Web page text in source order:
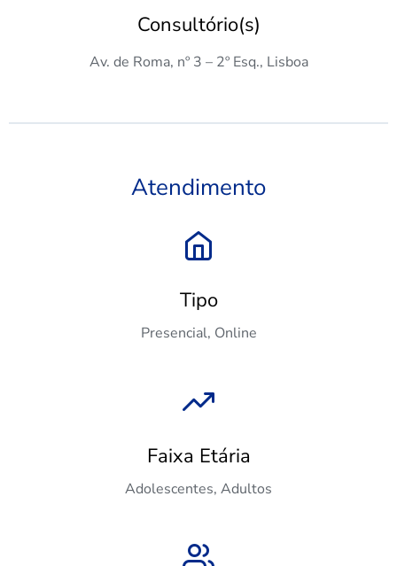
Consultório(s)
Av. de Roma, nº 3 – 2º Esq., Lisboa
Atendimento
Tipo
Presencial, Online
Faixa Etária
Adolescentes, Adultos